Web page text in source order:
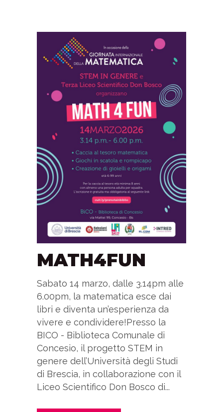
MATH4FUN
Sabato 14 marzo, dalle 3.14pm alle
6.00pm, la matematica esce dai
libri e diventa un’esperienza da
vivere e condividere!Presso la
BICO - Biblioteca Comunale di
Concesio, il progetto STEM in
genere dell’Università degli Studi
di Brescia, in collaborazione con il
Liceo Scientifico Don Bosco di...